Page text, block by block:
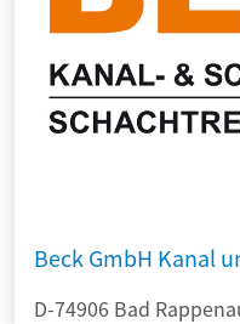
Beck GmbH Kanal
D-74906 Bad